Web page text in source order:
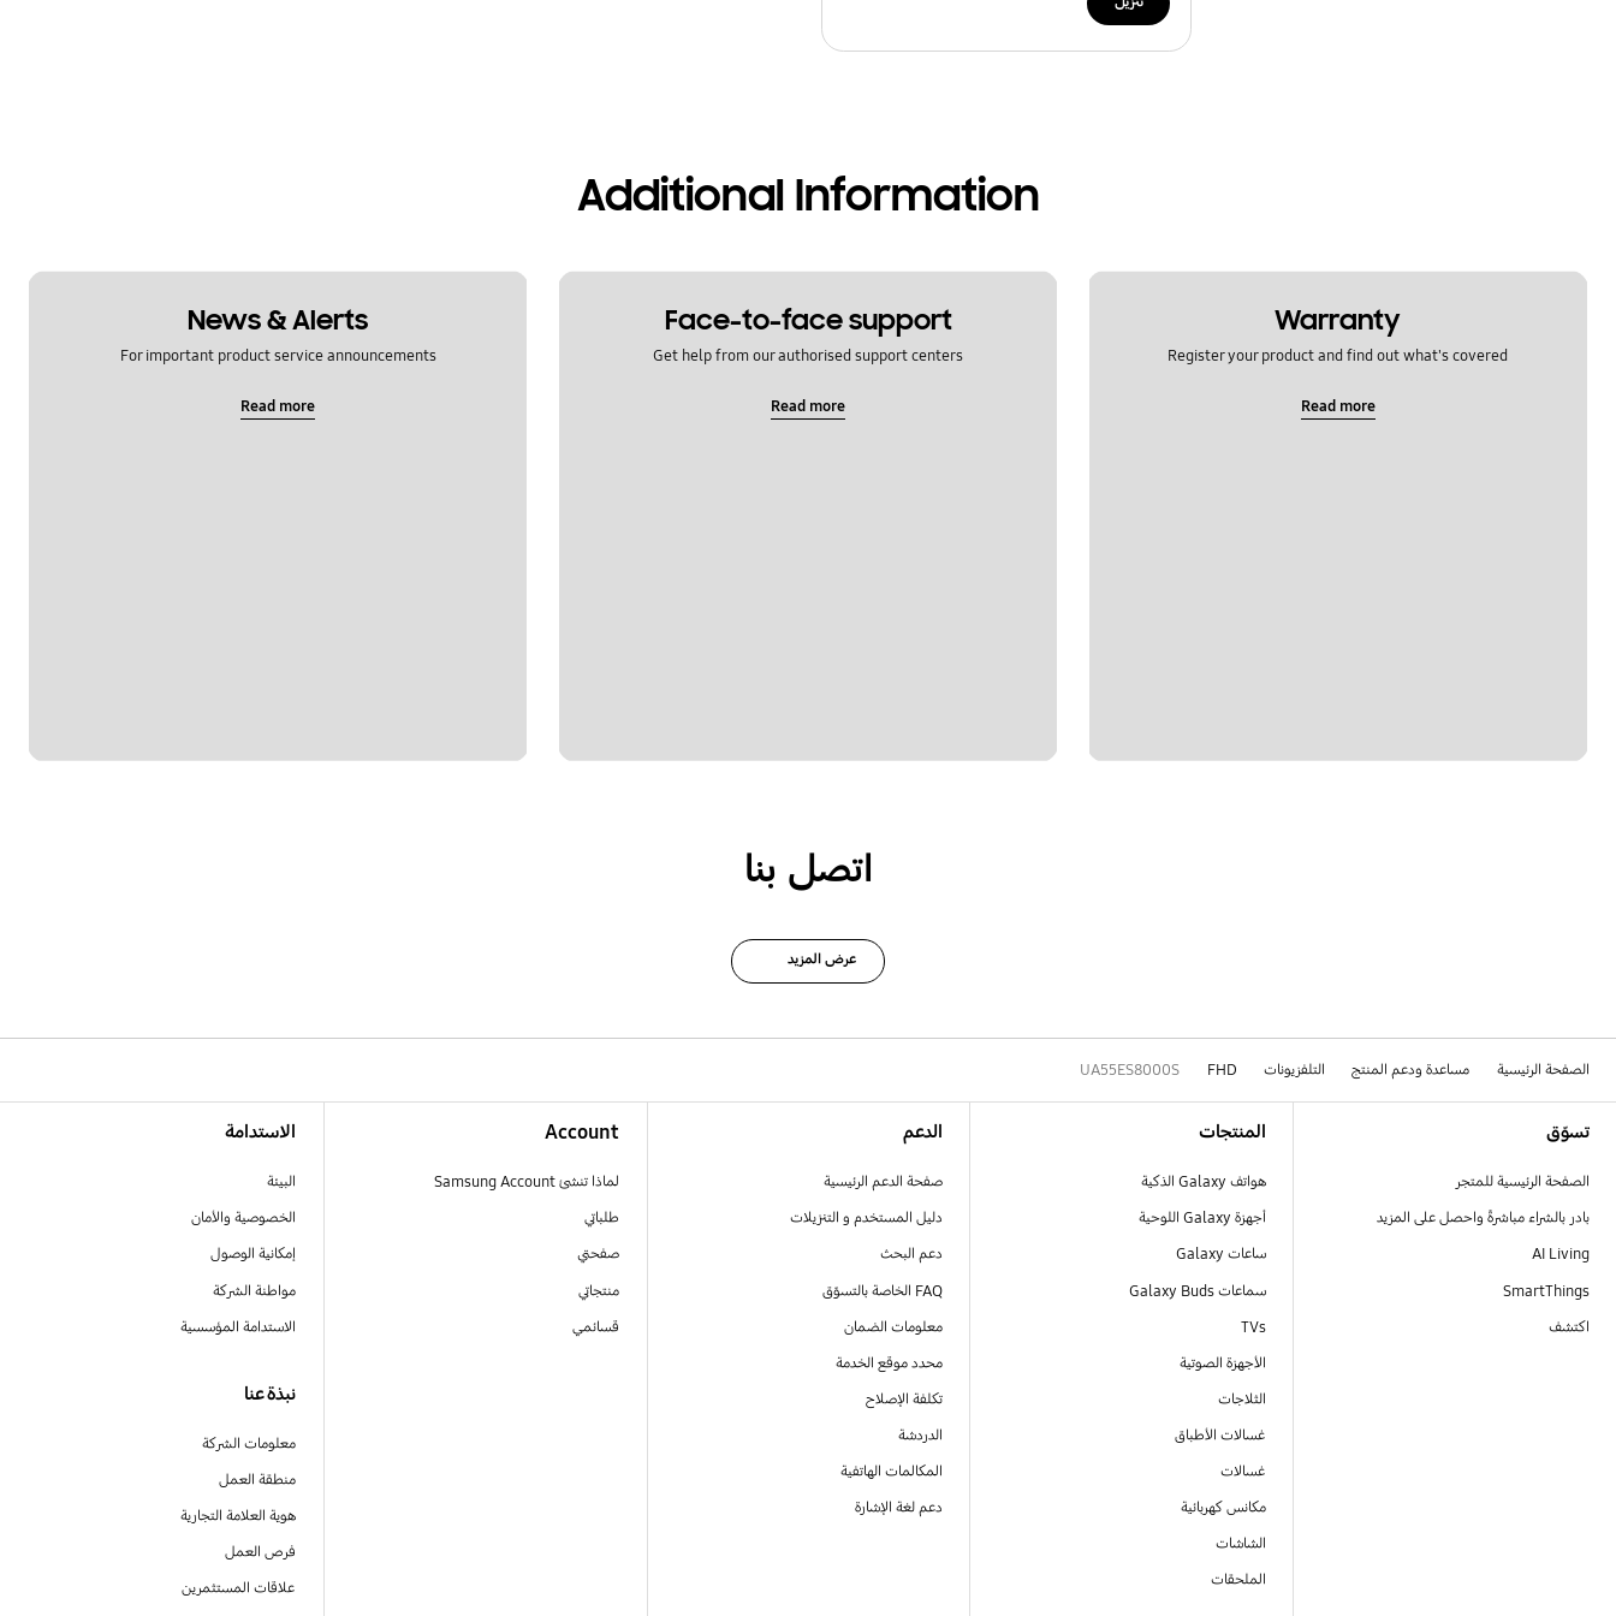
Additional Information
Warranty
Register your product and find out what's covered
Read more
Face-to-face support
Get help from our authorised support centers
Read more
News & Alerts
For important product service announcements
Read more
اتصل بنا
عرض المزيد
الصفحة الرئيسية مساعدة ودعم المنتج التلفزيونات FHD
UA55ES8000S
تسوّق
الصفحة الرئيسية للمتجر
بادر بالشراء مباشرةً واحصل على المزيد
AI Living
SmartThings
اكتشف
المنتجات
هواتف Galaxy الذكية
أجهزة Galaxy اللوحية
ساعات Galaxy
سماعات Galaxy Buds
TVs
الأجهزة الصوتية
الثلاجات
غسالات الأطباق
غسالات
مكانس كهربائية
الشاشات
الملحقات
الدعم
صفحة الدعم الرئيسية
دليل المستخدم و التنزيلات
دعم البحث
FAQ الخاصة بالتسوّق
معلومات الضمان
محدد موقع الخدمة
تكلفة الإصلاح
الدردشة
المكالمات الهاتفية
دعم لغة الإشارة
Account
لماذا تنشئ Samsung Account
طلباتي
صفحتي
منتجاتي
قسائمي
الاستدامة
البيئة
الخصوصية والأمان
إمكانية الوصول
مواطنة الشركة
الاستدامة المؤسسية
نبذة عنا
معلومات الشركة
منطقة العمل
هوية العلامة التجارية
فرص العمل
علاقات المستثمرين